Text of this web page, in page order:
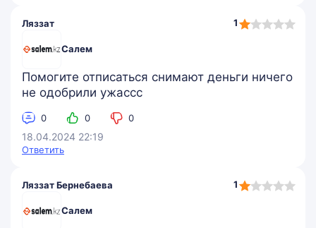
Ляззат
Салем
1
1,0
Помогите отписаться снимают деньги ничего
не одобрили ужассс
0 0 0
18.04.2024 22:19
Ответить
Ляззат Бернебаева
Салем
1
1,0